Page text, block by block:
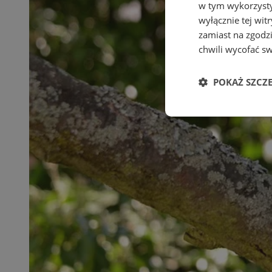
w tym
wyłącznie tej
zamiast na
chwili wycofać
POKAŻ
Niezbędne
Niezbędne pliki
zarządzanie
Nazwa